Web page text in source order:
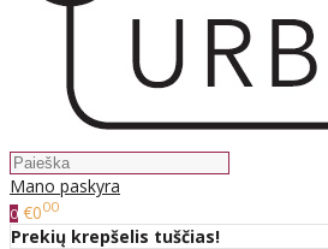
Mano paskyra
0 €000
Prekių krepšelis tuščias!